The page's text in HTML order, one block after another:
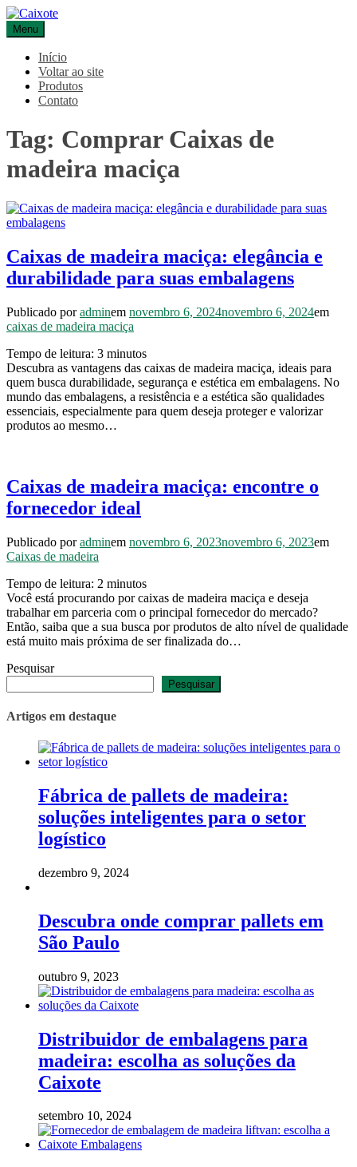
Pular
para
o
conteúdo
Caixote
Blog – Caixote
Menu
Início
Voltar ao site
Produtos
Contato
Tag: Comprar Caixas de
madeira maciça
Caixas de madeira maciça: elegância e
durabilidade para suas embalagens
Publicado poradminem novembro 6, 2024novembro 6, 2024em
caixas de madeira maciça
Tempo de leitura: 3 minutos
Descubra as vantagens das caixas de madeira maciça, ideais para
quem busca durabilidade, segurança e estética em embalagens. No
mundo das embalagens, a resistência e a estética são qualidades
essenciais, especialmente para quem deseja proteger e valorizar
produtos ao mesmo…
Caixas de madeira maciça: encontre o
fornecedor ideal
Publicado poradminem novembro 6, 2023novembro 6, 2023em
Caixas de madeira
Tempo de leitura: 2 minutos
Você está procurando por caixas de madeira maciça e deseja
trabalhar em parceria com o principal fornecedor do mercado?
Então, saiba que a sua busca por produtos de alto nível de qualidade
está muito mais próxima de ser finalizada do…
Pesquisar
Pesquisar
Artigos em destaque
Fábrica de pallets de madeira:
soluções inteligentes para o setor
logístico
dezembro 9, 2024
Descubra onde comprar pallets em
São Paulo
outubro 9, 2023
Distribuidor de embalagens para
madeira: escolha as soluções da
Caixote
setembro 10, 2024